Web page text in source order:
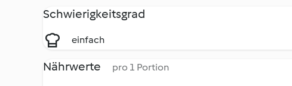
Schwierigkeitsgrad
einfach
Nährwerte pro 1 Portion